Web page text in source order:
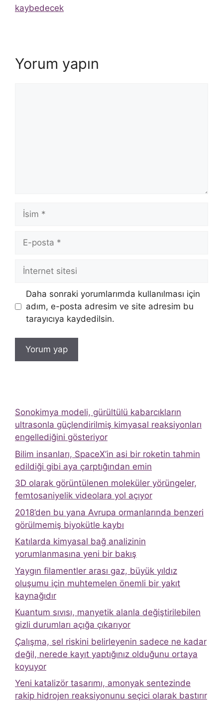
kaybedecek
Yorum yapın
İsim
posta
İnternet
sitesi
Daha sonraki yorumlarımda kullanılması için
adım, e-posta adresim ve site adresim bu
tarayıcıya kaydedilsin.
Sonokimya modeli, gürültülü kabarcıkların
ultrasonla güçlendirilmiş kimyasal reaksiyonları
engellediğini gösteriyor
Bilim insanları, SpaceX’in asi bir roketin tahmin
edildiği gibi aya çarptığından emin
3D olarak görüntülenen moleküler yörüngeler,
femtosaniyelik videolara yol açıyor
2018’den bu yana Avrupa ormanlarında benzeri
görülmemiş biyokütle kaybı
Katılarda kimyasal bağ analizinin
yorumlanmasına yeni bir bakış
Yaygın filamentler arası gaz, büyük yıldız
oluşumu için muhtemelen önemli bir yakıt
kaynağıdır
Kuantum sıvısı, manyetik alanla değiştirilebilen
gizli durumları açığa çıkarıyor
Çalışma, sel riskini belirleyenin sadece ne kadar
değil, nerede kayıt yaptığınız olduğunu ortaya
koyuyor
Yeni katalizör tasarımı, amonyak sentezinde
rakip hidrojen reaksiyonunu seçici olarak bastırır